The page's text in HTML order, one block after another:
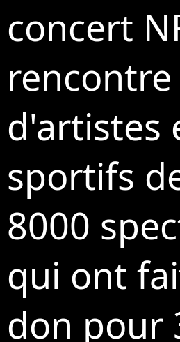
concert
rencontre
d'artistes
sportifs
8000
qui ont
don pour